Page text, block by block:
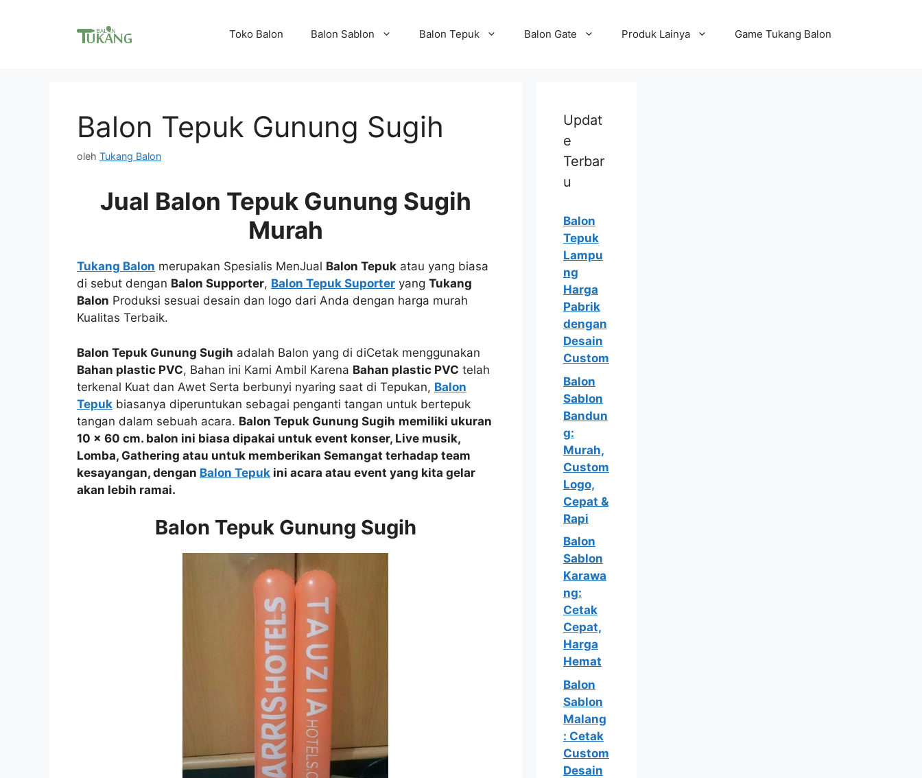
Toko Balon Balon Sablon Balon Tepuk Balon Gate Produk Lainya Game Tukang Balon
Balon Tepuk Gunung Sugih
oleh Tukang Balon
Jual Balon Tepuk Gunung Sugih
Murah
Tukang Balon merupakan Spesialis MenJual Balon Tepuk atau yang biasa
di sebut dengan Balon Supporter, Balon Tepuk Suporter yang Tukang
Balon Produksi sesuai desain dan logo dari Anda dengan harga murah
Kualitas Terbaik.
Balon Tepuk Gunung Sugih adalah Balon yang di diCetak menggunakan
Bahan plastic PVC, Bahan ini Kami Ambil Karena Bahan plastic PVC telah
terkenal Kuat dan Awet Serta berbunyi nyaring saat di Tepukan, Balon
Tepuk biasanya diperuntukan sebagai penganti tangan untuk bertepuk
tangan dalam sebuah acara. Balon Tepuk Gunung Sugih memiliki ukuran
10 x 60 cm. balon ini biasa dipakai untuk event konser, Live musik,
Lomba, Gathering atau untuk memberikan Semangat terhadap team
kesayangan, dengan Balon Tepuk ini acara atau event yang kita gelar
akan lebih ramai.
Balon Tepuk Gunung Sugih
Updat
e
Terbar
u
Balon
Tepuk
Lampu
ng
Harga
Pabrik
dengan
Desain
Custom
Balon
Sablon
Bandun
g:
Murah,
Custom
Logo,
Cepat &
Rapi
Balon
Sablon
Karawa
ng:
Cetak
Cepat,
Harga
Hemat
Balon
Sablon
Malang
: Cetak
Custom
Desain